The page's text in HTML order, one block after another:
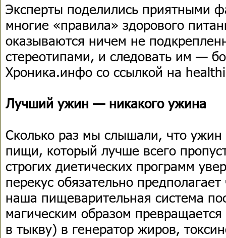
Эксперты поделились приятными
многие «правила» здорового
оказываются ничем не
стереотипами, и следовать им —
Хроника.инфо со ссылкой на
Лучший ужин — никакого ужина
Сколько раз мы слышали, что
пищи, который лучше всего
строгих диетических программ
перекус обязательно
наша пищеварительная система
магическим образом
в тыкву) в генератор жиров,